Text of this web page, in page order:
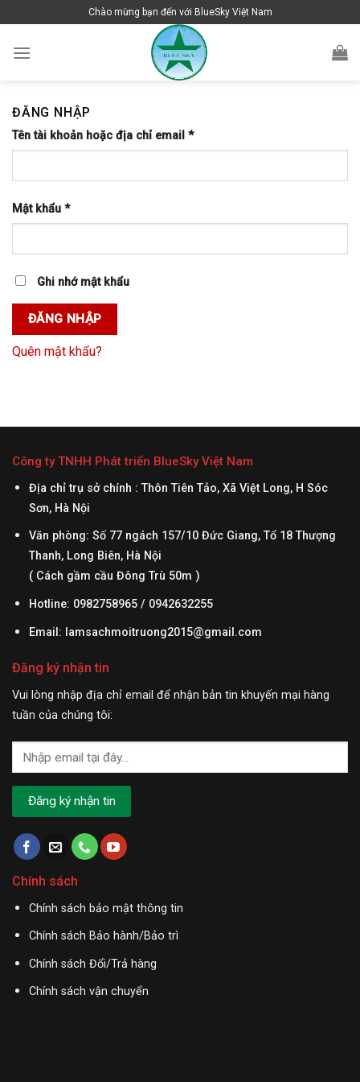
to
content
Chào mừng bạn đến với BlueSky Việt Nam
ĐĂNG NHẬP
Tên tài khoản hoặc địa chỉ email *
Mật khẩu *
Ghi nhớ mật khẩu
ĐĂNG NHẬP
Quên mật khẩu?
Công ty TNHH Phát triển BlueSky Việt Nam
Địa chỉ trụ sở chính : Thôn Tiên Tảo, Xã Việt Long, H Sóc
Sơn, Hà Nội
Văn phòng: Số 77 ngách 157/10 Đức Giang, Tổ 18 Thượng
Thanh, Long Biên, Hà Nội
( Cách gầm cầu Đông Trù 50m )
Hotline: 0982758965 / 0942632255
Email: lamsachmoitruong2015@gmail.com
Đăng ký nhận tin
Vui lòng nhập địa chỉ email để nhận bản tin khuyến mại hàng
tuần của chúng tôi:
Chính sách
Chính sách bảo mật thông tin
Chính sách Bảo hành/Bảo trì
Chính sách Đổi/Trả hàng
Chính sách vận chuyển